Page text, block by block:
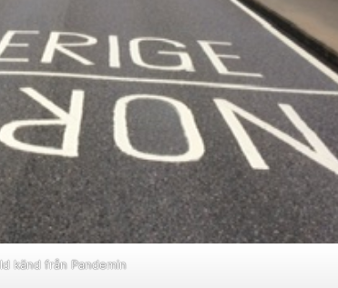
Pastorat
bouppteckningar.
Domböcker
Fil
känd från Pandemin